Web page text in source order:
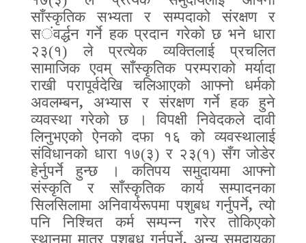
साँस्कृतिक सभ्यता र सम्पदाको संरक्षण र
संवर्द्धन गर्ने हक प्रदान गरेको छ भने धारा
२३(१) ले प्रत्येक व्यक्तिलाई प्रचलित
सामाजिक एवम्‌ साँस्कृतिक परम्पराको मर्यादा
राखी परापूर्वदेखि चलिआएको आफ्नो धर्मको
अवलम्बन, अभ्यास र संरक्षण गर्ने हक हुने
व्यवस्था गरेको छ । विपक्षी निवेदकले दावी
लिनुभएको ऐनको दफा १६ को व्यवस्थालाई
संविधानको धारा १७(३) र २३(१) सँग जोडेर
हेर्नुपर्ने हुन्छ । कतिपय समुदायमा आफ्नो
संस्कृति र साँस्कृतिक कार्य सम्पादनका
सिलसिलामा अनिवार्यरूपमा पशुबध गर्नुपर्ने,त्यो
पनि निश्चित कर्म सम्पन्न गरेर तोकिएको
स्थानमा मात्र पशुबध गर्नुपर्ने, अन्य समुदायका